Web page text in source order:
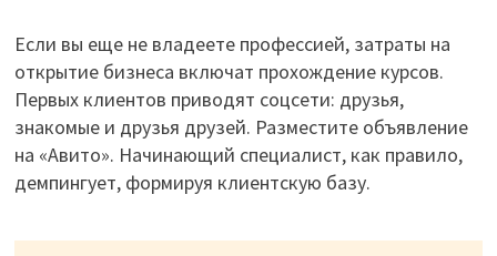
Если вы еще не владеете профессией, затраты на
открытие бизнеса включат прохождение курсов.
Первых клиентов приводят соцсети: друзья,
знакомые и друзья друзей. Разместите объявление
на «Авито». Начинающий специалист, как правило,
демпингует, формируя клиентскую базу.